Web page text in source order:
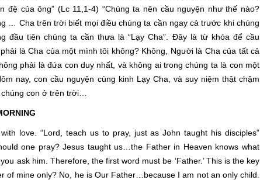
đệ của ông” (Lc 11,1-4) “Chúng ta nên cầu nguyện như thế nào?
… Cha trên trời biết mọi điều chúng ta cần ngay cả trước khi chúng
đầu tiên chúng ta cần thưa là “Lạy Cha”. Đây là từ khóa để cầu
là Cha của một mình tôi không? Không, Người là Cha của tất cả
phải là đứa con duy nhất, và không ai trong chúng ta là con một
nay, con cầu nguyện cùng kinh Lạy Cha, và suy niệm thật chậm
con ở trên trời…
love. “Lord, teach us to pray, just as John taught his disciples”
one pray? Jesus taught us…the Father in Heaven knows what
ask him. Therefore, the first word must be ‘Father.’ This is the key
of mine only? No, he is Our Father…because I am not an only child.